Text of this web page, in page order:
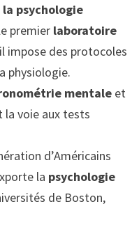
psychologie
premier laboratoire
impose des protocoles
physiologie.
mentaleet
voie aux tests
d’Américains
la psychologie
de Boston,